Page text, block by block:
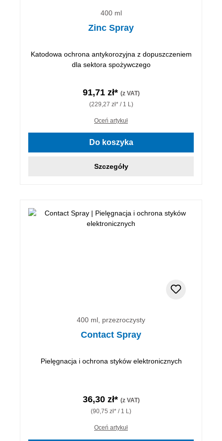
400 ml
Zinc Spray
Katodowa ochrona antykorozyjna z dopuszczeniem
dla sektora spożywczego
91,71 zł* (z VAT)
(229,27 zł* / 1 L)
Oceń artykuł
Do koszyka
Szczegóły
400 ml, przezroczysty
Contact Spray
Pielęgnacja i ochrona styków elektronicznych
36,30 zł* (z VAT)
(90,75 zł* / 1 L)
Oceń artykuł